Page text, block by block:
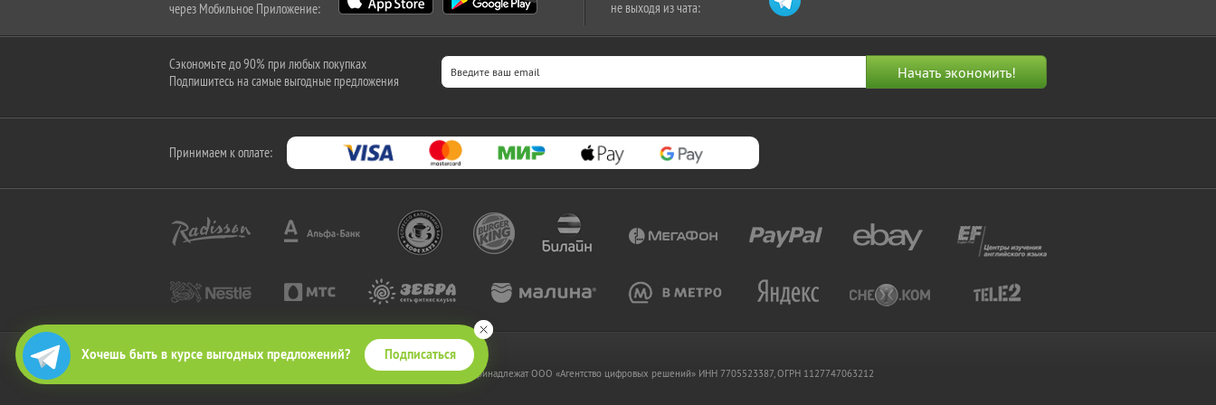
Хочешь быть в курсе выгодных предложений? Подписаться
через Мобильное Приложение:
не выходя из чата:
Сэкономьте до 90% при любых покупках
Подпишитесь на самые выгодные предложения
Принимаем к оплате:
2010-2026 © КупиКупон. Все права защищены.
Все права на товарный знак "КупиКупон" и на сайт www.kupikupon.ru принадлежат OOO «Агентство цифровых решений» ИНН 7705523387, ОГРН 1127747063212